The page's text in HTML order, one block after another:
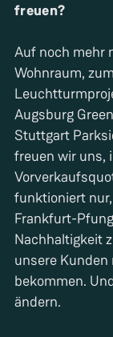
freuen?
Auf noch mehr
Wohnraum,
Augsburg
Stuttgart
freuen wir uns,
funktioniert
Frankfurt-
Nachhaltigkeit
unsere
bekommen.
ändern.